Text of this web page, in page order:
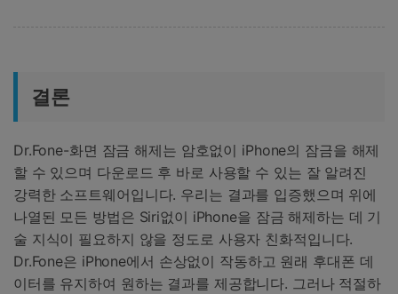
결론
Dr.Fone-화면 잠금 해제는 암호없이 iPhone의 잠금을 해제
할 수 있으며 다운로드 후 바로 사용할 수 있는 잘 알려진
강력한 소프트웨어입니다. 우리는 결과를 입증했으며 위에
나열된 모든 방법은 Siri없이 iPhone을 잠금 해제하는 데 기
술 지식이 필요하지 않을 정도로 사용자 친화적입니다.
Dr.Fone은 iPhone에서 손상없이 작동하고 원래 후대폰 데
이터를 유지하여 원하는 결과를 제공합니다. 그러나 적절하